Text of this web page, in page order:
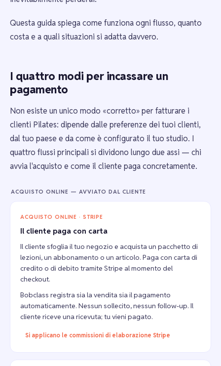
Questa guida spiega come funziona ogni flusso, quanto
costa e a quali situazioni si adatta davvero.
I quattro modi per incassare un
pagamento
Non esiste un unico modo «corretto» per fatturare i
clienti Pilates: dipende dalle preferenze dei tuoi clienti,
dal tuo paese e da come è configurato il tuo studio. I
quattro flussi principali si dividono lungo due assi — chi
avvia l'acquisto e come il cliente paga concretamente.
ACQUISTO ONLINE — AVVIATO DAL CLIENTE
ACQUISTO ONLINE · STRIPE
Il cliente paga con carta
Il cliente sfoglia il tuo negozio e acquista un pacchetto di
lezioni, un abbonamento o un articolo. Paga con carta di
credito o di debito tramite Stripe al momento del
checkout.
Bobclass registra sia la vendita sia il pagamento
automaticamente. Nessun sollecito, nessun follow-up. Il
cliente riceve una ricevuta; tu vieni pagato.
Si applicano le commissioni di elaborazione Stripe